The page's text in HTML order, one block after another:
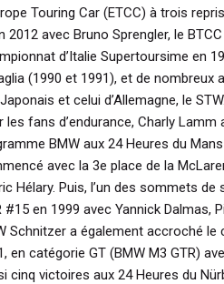
Touring Car (ETCC) à trois
2012 avec Bruno Sprengler, le
d’Italie Supertoursime en
(1990 et 1991), et de
et celui d’Allemagne, le STW.
les fans d’endurance, Charly
BMW aux 24 Heures du
avec la 3e place de la
Hélary. Puis, l’un des sommets
#15 en 1999 avec Yannick Dalmas,
Schnitzer a également accroché
en catégorie GT (BMW M3 GTR)
cinq victoires aux 24 Heures du